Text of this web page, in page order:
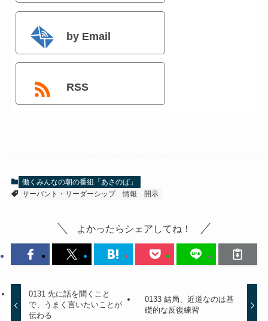
by Email
RSS
働くみんなの朝の番組「あさのば」
サーバント・リーダーシップ
情報 開示
よかったらシェアしてね！
0131 先に話を聞くこと
で、うまく言いたいことが
伝わる
0133 結局、近道なのは基
礎的な反復練習